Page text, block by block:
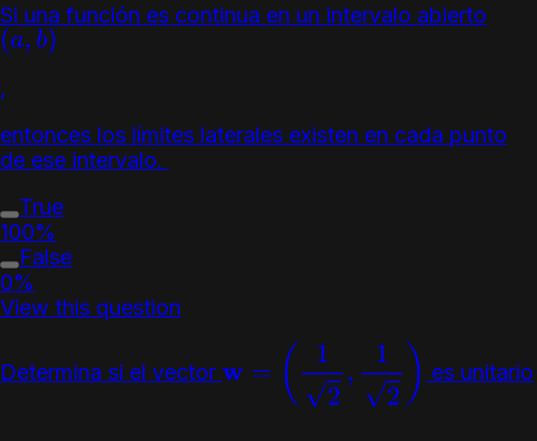
Si una función es continua en un intervalo abierto
(a, b)
,
entonces los límites laterales existen en cada punto
de ese intervalo.
True
100%
False
0%
View this question
Determina si el vector w =(12,12) es unitario